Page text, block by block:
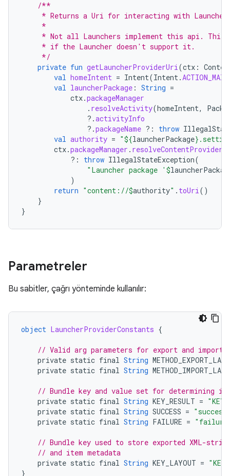
/**
* Returns a Uri for interacting with
     *
* Not all Launchers implement this api. This
     * if the Launcher doesn't support it.
     */
private fun getLauncherProviderUri(ctx :
val homeIntent = Intent(Intent.ACTION_MAIN
val launcherPackage : String =
ctx.packageManager
. resolveActivity(homeIntent,
?.activityInfo
?.packageName ?: throw
val authority = "${launcherPackage}
ctx.packageManager . resolveContentProvider
?:
throw IllegalStateException(
"Launcher package ' $
)
return "content://$authority" . toUri()
}
}
Parametreler
Bu sabitler, çağrı yönteminde kullanılır:
object LauncherProviderConstants {
// Valid arg parameters for export and import
private static final String
private static final String
// Bundle key and value set for determining if
private static final String KEY_RESULT =
private static final String SUCCESS =
private static final String FAILURE =
// Bundle key used to store exported XML-
// and item metadata
private static final String KEY_LAYOUT =
}